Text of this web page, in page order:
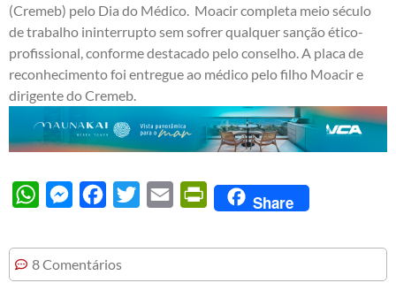
(Cremeb) pelo Dia do Médico. Moacir completa meio século
de trabalho ininterrupto sem sofrer qualquer sanção ético-
profissional, conforme destacado pelo conselho. A placa de
reconhecimento foi entregue ao médico pelo filho Moacir e
dirigente do Cremeb.
WhatsAppMessengerFacebook
Twitter Email PrintFriendly
Share
8 Comentários